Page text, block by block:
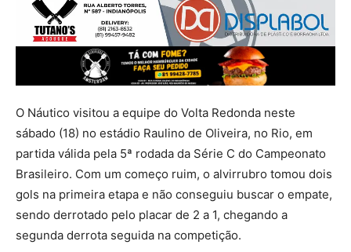
O Náutico visitou a equipe do Volta Redonda neste
sábado (18) no estádio Raulino de Oliveira, no Rio, em
partida válida pela 5ª rodada da Série C do Campeonato
Brasileiro. Com um começo ruim, o alvirrubro tomou dois
gols na primeira etapa e não conseguiu buscar o empate,
sendo derrotado pelo placar de 2 a 1, chegando a
segunda derrota seguida na competição.